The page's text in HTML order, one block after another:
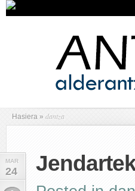
Hasiera » dantza
MAR
24